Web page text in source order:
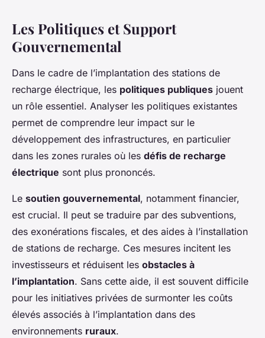
Les Politiques et Support
Gouvernemental
Dans le cadre de l’implantation des stations de
recharge électrique, les politiques publiques jouent
un rôle essentiel. Analyser les politiques existantes
permet de comprendre leur impact sur le
développement des infrastructures, en particulier
dans les zones rurales où les défis de recharge
électrique sont plus prononcés.
Le soutien gouvernemental, notamment financier,
est crucial. Il peut se traduire par des subventions,
des exonérations fiscales, et des aides à l’installation
de stations de recharge. Ces mesures incitent les
investisseurs et réduisent les obstacles à
l’implantation. Sans cette aide, il est souvent difficile
pour les initiatives privées de surmonter les coûts
élevés associés à l’implantation dans des
environnements ruraux.